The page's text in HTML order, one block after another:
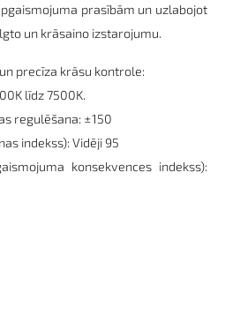
prasībām un uzlabojot
un krāsaino izstarojumu.
precīza krāsu kontrole:
līdz 7500K.
regulēšana: ±150
indekss): Vidēji 95
konsekvences indekss):